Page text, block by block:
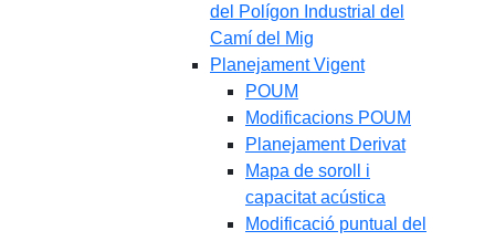
del Polígon Industrial del
Camí del Mig
Planejament Vigent
POUM
Modificacions POUM
Planejament Derivat
Mapa de soroll i
capacitat acústica
Modificació puntual del